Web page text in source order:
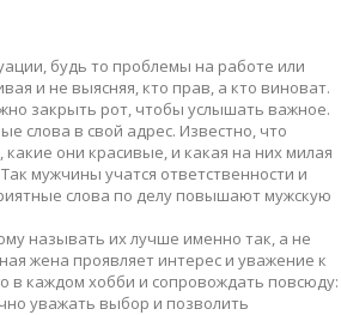
будь то проблемы на работе или
и не выясняя, кто прав, а кто виноват.
закрыть рот, чтобы услышать важное.
слова в свой адрес. Известно, что
они красивые, и какая на них милая
мужчины учатся ответственности и
слова по делу повышают мужскую
называть их лучше именно так, а не
жена проявляет интерес и уважение к
в каждом хобби и сопровождать повсюду:
уважать выбор и позволить